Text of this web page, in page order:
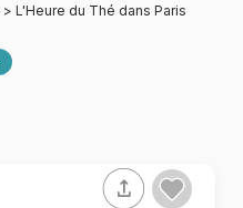
> L'Heure du Thé dans Paris